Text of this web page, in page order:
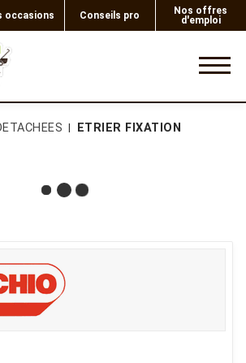
occasions Conseils pro
Nos offres
d'emploi
ETRIER FIXATION